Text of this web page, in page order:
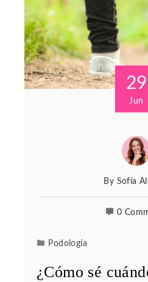
29
Jun
By Sofía
0
Podología
¿Cómo sé